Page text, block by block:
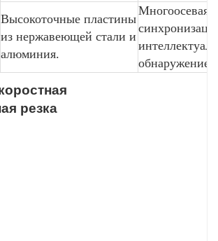
Высокоточные пластины
из нержавеющей стали и
алюминия.
Многоосевая
обнаружение